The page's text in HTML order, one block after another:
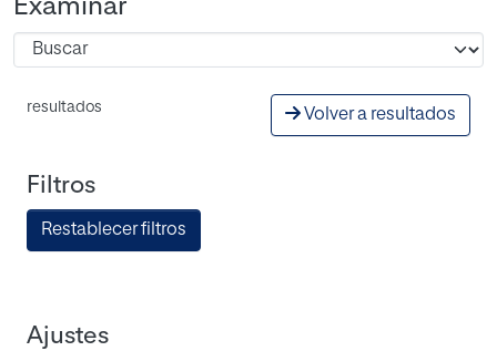
Examinar
resultados Volver a resultados
Filtros
Restablecer filtros
Ajustes